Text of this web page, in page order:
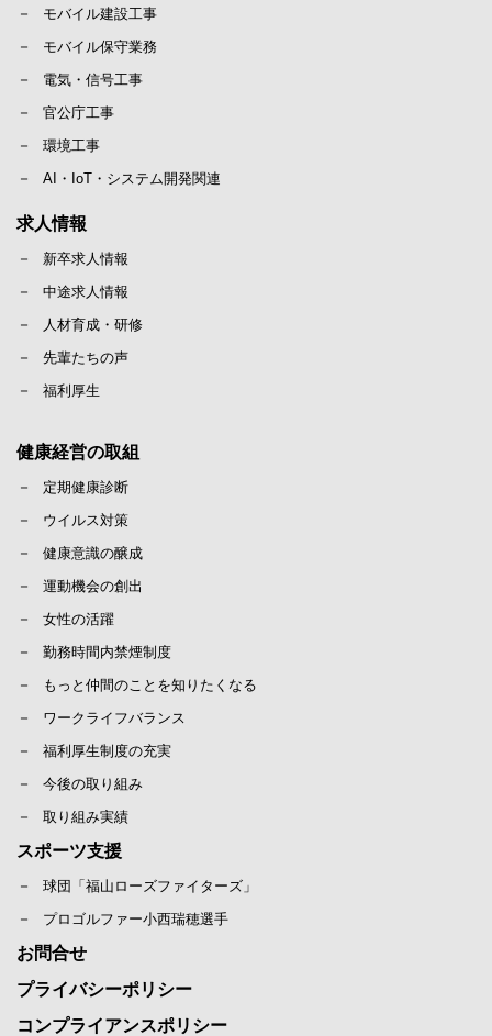
モバイル建設工事
モバイル保守業務
電気・信号工事
官公庁工事
環境工事
AI・IoT・システム開発関連
求人情報
新卒求人情報
中途求人情報
人材育成・研修
先輩たちの声
福利厚生
健康経営の取組
定期健康診断
ウイルス対策
健康意識の醸成
運動機会の創出
女性の活躍
勤務時間内禁煙制度
もっと仲間のことを知りたくなる
ワークライフバランス
福利厚生制度の充実
今後の取り組み
取り組み実績
スポーツ支援
球団「福山ローズファイターズ」
プロゴルファー小西瑞穂選手
お問合せ
プライバシーポリシー
コンプライアンスポリシー